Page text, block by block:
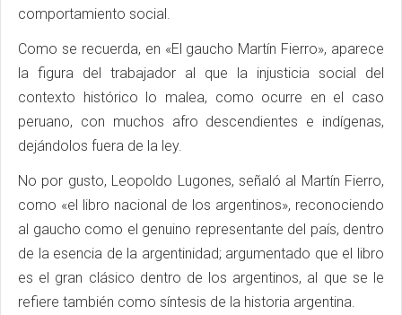
comportamiento social.
Como se recuerda, en «El gaucho Martín Fierro», aparece
la figura del trabajador al que la injusticia social del
contexto histórico lo malea, como ocurre en el caso
peruano, con muchos afro descendientes e indígenas,
dejándolos fuera de la ley.
No por gusto, Leopoldo Lugones, señaló al Martín Fierro,
como «el libro nacional de los argentinos», reconociendo
al gaucho como el genuino representante del país, dentro
de la esencia de la argentinidad; argumentado que el libro
es el gran clásico dentro de los argentinos, al que se le
refiere también como síntesis de la historia argentina.